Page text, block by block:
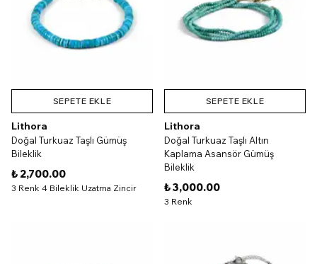
SEPETE EKLE
Lithora
Doğal Turkuaz Taşlı Gümüş
Bileklik
₺ 2,700.00
3 Renk 4 Bileklik Uzatma Zincir
SEPETE EKLE
Lithora
Doğal Turkuaz Taşlı Altın
Kaplama Asansör Gümüş
Bileklik
₺ 3,000.00
3 Renk